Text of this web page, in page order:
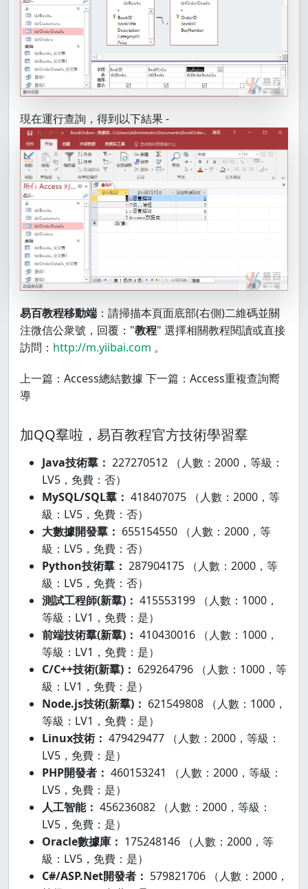
現在運行查詢，得到以下結果 -
易百教程移動端 ：請掃描本頁面底部(右側)二維碼並關
注微信公衆號，回覆："教程" 選擇相關教程閱讀或直接
訪問： http://m.yiibai.com 。
上一篇：Access總結數據 下一篇：Access重複查詢嚮
導
加QQ羣啦，易百教程官方技術學習羣
Java技術羣： 227270512 （人數：2000，等級：
LV5，免費：否）
MySQL/SQL羣： 418407075 （人數：2000，等
級：LV5，免費：否）
大數據開發羣： 655154550 （人數：2000，等
級：LV5，免費：否）
Python技術羣： 287904175 （人數：2000，等
級：LV5，免費：否）
測試工程師(新羣)： 415553199 （人數：1000，
等級：LV1，免費：是）
前端技術羣(新羣)： 410430016 （人數：1000，
等級：LV1，免費：是）
C/C++技術(新羣)： 629264796 （人數：1000，等
級：LV1，免費：是）
Node.js技術(新羣)： 621549808 （人數：1000，
等級：LV1，免費：是）
Linux技術： 479429477 （人數：2000，等級：
LV5，免費：是）
PHP開發者： 460153241 （人數：2000，等級：
LV5，免費：是）
人工智能： 456236082 （人數：2000，等級：
LV5，免費：是）
Oracle數據庫： 175248146 （人數：2000，等
級：LV5，免費：是）
C#/ASP.Net開發者： 579821706 （人數：2000，